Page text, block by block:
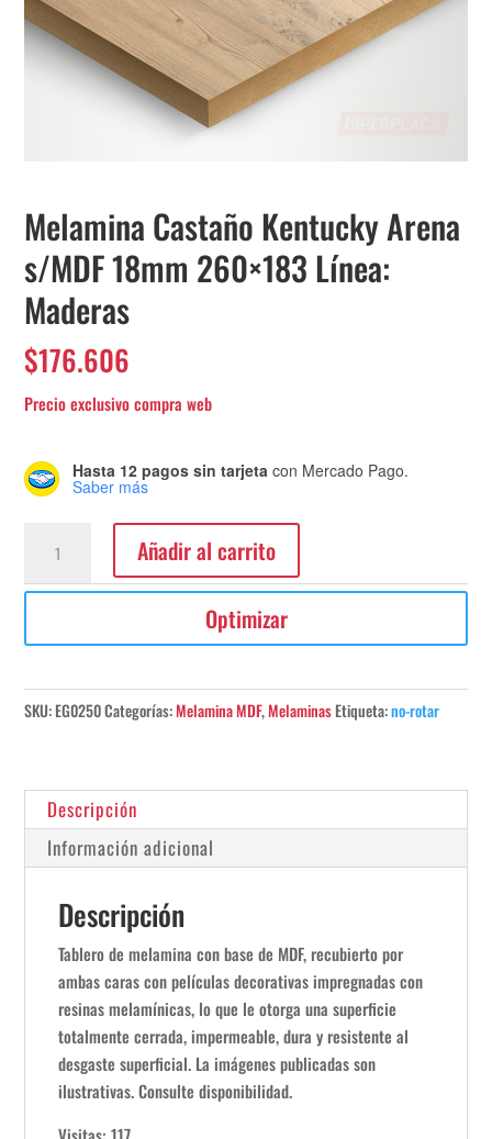
Melamina Castaño Kentucky Arena
s/MDF 18mm 260×183 Línea:
Maderas
$176.606
Hasta 12 pagos sin tarjeta con Mercado Pago.
Saber más
Castaño
Kentucky
s/MDF
260x183
Añadir al carrito
Optimizar
SKU:EG0250Categorías:Melamina MDF,MelaminasEtiqueta:no-rotar
Descripción
Información adicional
Descripción
Tablero de melamina con base de MDF, recubierto por
ambas caras con películas decorativas impregnadas con
resinas melamínicas, lo que le otorga una superficie
totalmente cerrada, impermeable, dura y resistente al
desgaste superficial. La imágenes publicadas son
ilustrativas. Consulte disponibilidad.